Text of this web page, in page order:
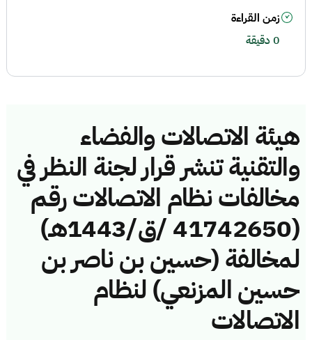
هيئة الاتصالات والفضاء
والتقنية تنشر قرار لجنة النظر في
مخالفات نظام الاتصالات رقم
(41742650 /ق/1443هـ)
لمخالفة (حسين بن ناصر بن
حسين المزنعي) لنظام
الاتصالات
زمن القراءة
0 دقيقة